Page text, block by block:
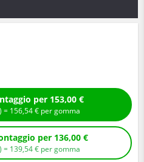
Compra con montaggio per 153,00 €
) = 156,54€ per gomma
Compra senza montaggio per 136,00 €
) = 139,54€ per gomma